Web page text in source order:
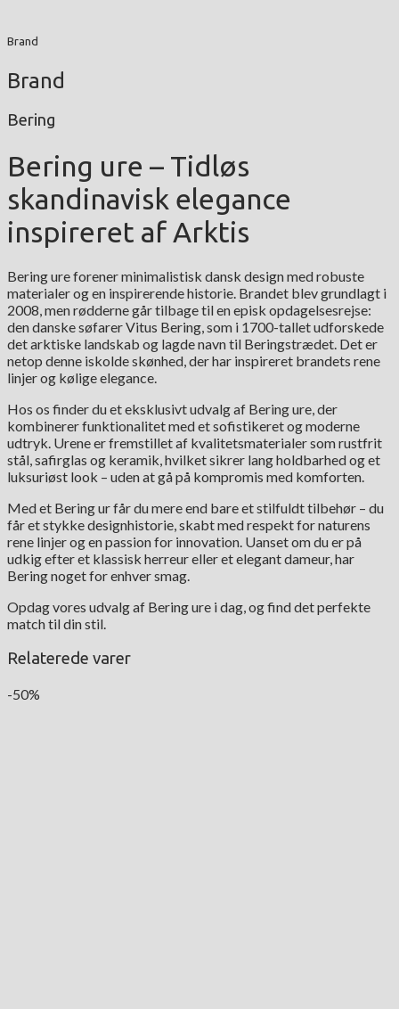
Brand
Brand
Bering
Bering ure – Tidløs
skandinavisk elegance
inspireret af Arktis
Bering ure forener minimalistisk dansk design med robuste
materialer og en inspirerende historie. Brandet blev grundlagt i
2008, men rødderne går tilbage til en episk opdagelsesrejse:
den danske søfarer Vitus Bering, som i 1700-tallet udforskede
det arktiske landskab og lagde navn til Beringstrædet. Det er
netop denne iskolde skønhed, der har inspireret brandets rene
linjer og kølige elegance.
Hos os finder du et eksklusivt udvalg af Bering ure, der
kombinerer funktionalitet med et sofistikeret og moderne
udtryk. Urene er fremstillet af kvalitetsmaterialer som rustfrit
stål, safirglas og keramik, hvilket sikrer lang holdbarhed og et
luksuriøst look – uden at gå på kompromis med komforten.
Med et Bering ur får du mere end bare et stilfuldt tilbehør – du
får et stykke designhistorie, skabt med respekt for naturens
rene linjer og en passion for innovation. Uanset om du er på
udkig efter et klassisk herreur eller et elegant dameur, har
Bering noget for enhver smag.
Opdag vores udvalg af Bering ure i dag, og find det perfekte
match til din stil.
Relaterede varer
-50%